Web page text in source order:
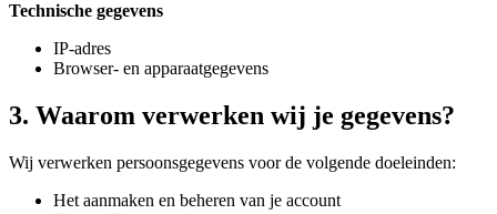
Technische gegevens
IP-adres
Browser- en apparaatgegevens
3. Waarom verwerken wij je gegevens?
Wij verwerken persoonsgegevens voor de volgende doeleinden:
Het aanmaken en beheren van je account